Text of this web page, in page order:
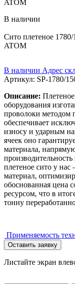
ATOM
В наличии
Сито плетеное
ATOM
В наличии Адрес
Артикул: SP-1780/
Описание:
оборудования
проволоки методом
обеспечивает
износу и ударным
ячеек оно
материала,
плетеное сито у
материал,
обоснованная цена
ресурсом, что в
тонну
Применяемость
Оставить заявку
Листайте экран